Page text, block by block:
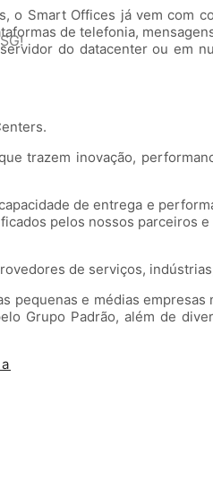
Smart Offices já vem com
de telefonia,
do datacenter ou em
trazem inovação,
de entrega e
pelos nossos parceiros
de serviços,
e médias empresas
Grupo Padrão, além de